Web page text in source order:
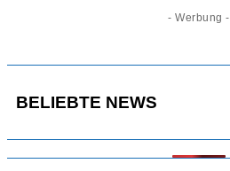
- Werbung -
BELIEBTE NEWS